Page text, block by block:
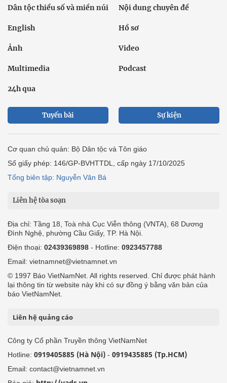
Dân tộc thiểu số và miền núi Nội dung chuyên đề
English Hồ sơ
Ảnh Video
Multimedia Podcast
24h qua
Tuyến bài Sự kiện
Cơ quan chủ quản: Bộ Dân tộc và Tôn giáo
Số giấy phép: 146/GP-BVHTTDL, cấp ngày 17/10/2025
Tổng biên tập: Nguyễn Văn Bá
Liên hệ tòa soạn
Địa chỉ: Tầng 18, Toà nhà Cục Viễn thông (VNTA), 68 Dương
Đình Nghệ, phường Cầu Giấy, TP. Hà Nội.
Điện thoại: 02439369898 - Hotline: 0923457788
Email: vietnamnet@vietnamnet.vn
© 1997 Báo VietNamNet. All rights reserved. Chỉ được phát hành
lại thông tin từ website này khi có sự đồng ý bằng văn bản của
báo VietNamNet.
Liên hệ quảng cáo
Công ty Cổ phần Truyền thông VietNamNet
Hotline: 0919405885 (Hà Nội) - 0919435885 (Tp.HCM)
Email: contact@vietnamnet.vn